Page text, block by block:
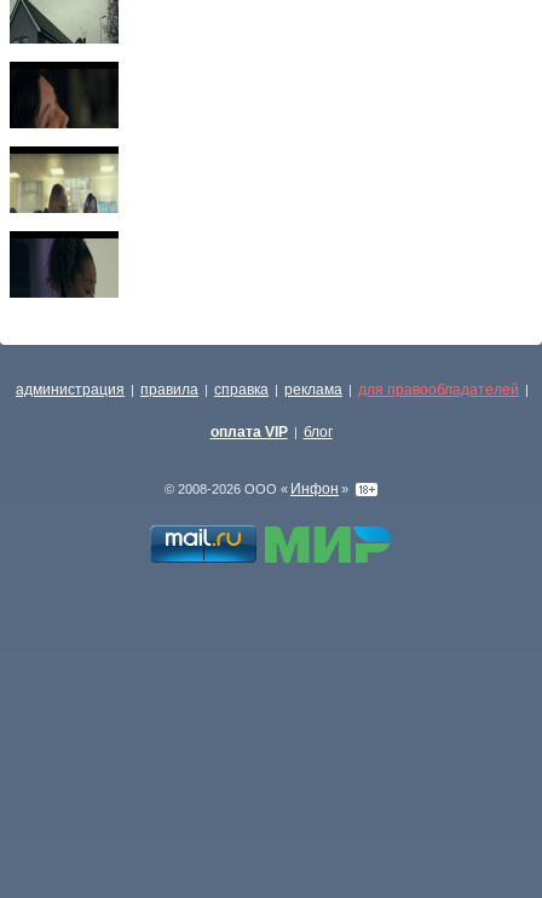
администрация | правила | справка | реклама | для правообладателей |
оплата VIP | блог
© 2008-2026 ООО « Инфон »